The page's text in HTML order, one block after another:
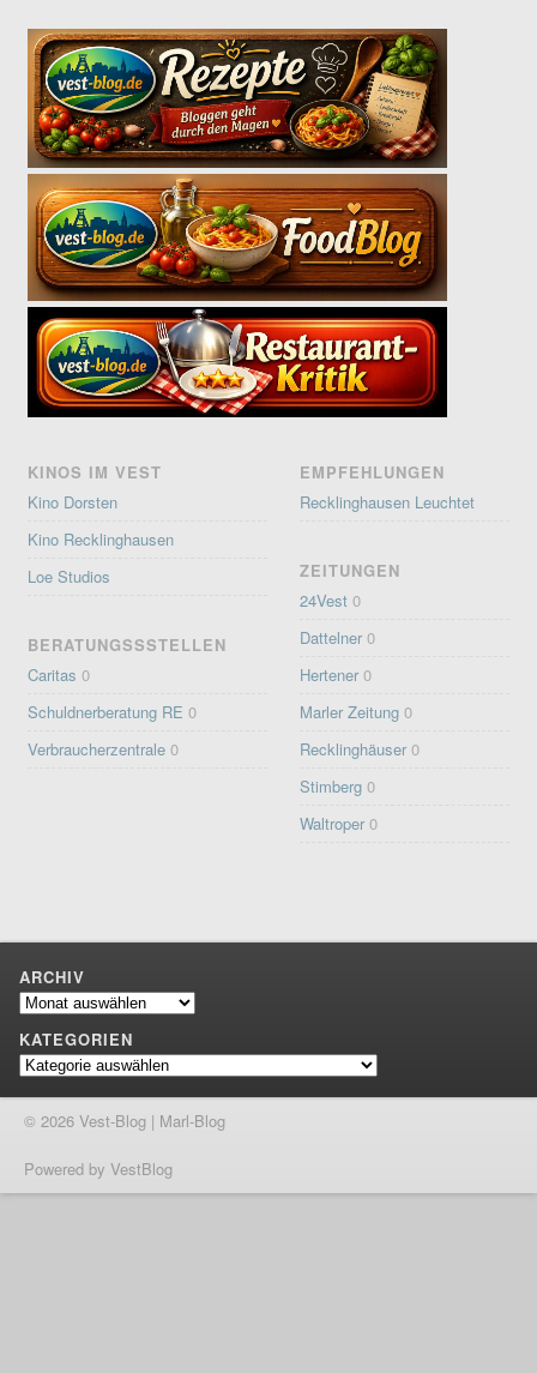
KINOS IM VEST
Kino Dorsten
Kino Recklinghausen
Loe Studios
BERATUNGSSSTELLEN
Caritas 0
Schuldnerberatung RE 0
Verbraucherzentrale 0
EMPFEHLUNGEN
Recklinghausen Leuchtet
ZEITUNGEN
24Vest 0
Dattelner 0
Hertener 0
Marler Zeitung 0
Recklinghäuser 0
Stimberg 0
Waltroper 0
ARCHIV
Archiv
KATEGORIEN
Kategorien
© 2026 Vest-Blog | Marl-Blog
Powered by VestBlog